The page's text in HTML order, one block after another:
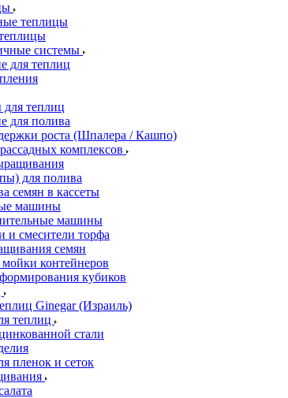
теплицы
системы
для теплиц
теплиц
для полива
роста (Шпалера / Кашпо)
комплексов
для полива
семян в кассеты
машины
машины
и смесители торфа
семян
контейнеров
кубиков
Ginegar (Израиль)
теплиц
стали
пленок и сеток